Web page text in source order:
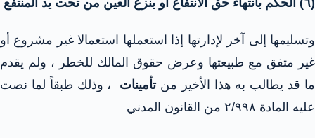
(٦) الحكم بانتهاء حق الانتفاع أو بنزع العين من تحت يد المنتفع
وتسليمها إلى آخر لإدارتها إذا استعملها استعمالا غير مشروع أو
غير متفق مع طبيعتها وعرض حقوق المالك للخطر ، ولم يقدم
ما قد يطالب به هذا الأخير منتأمينات ، وذلك طبقاً لما نصت
عليه المادة ۲/۹۹۸ من القانون المدني